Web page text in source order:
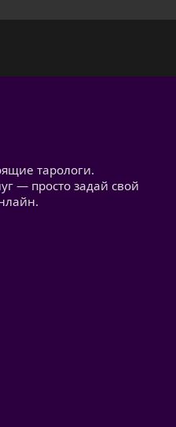
тарологи.
— просто задай свой